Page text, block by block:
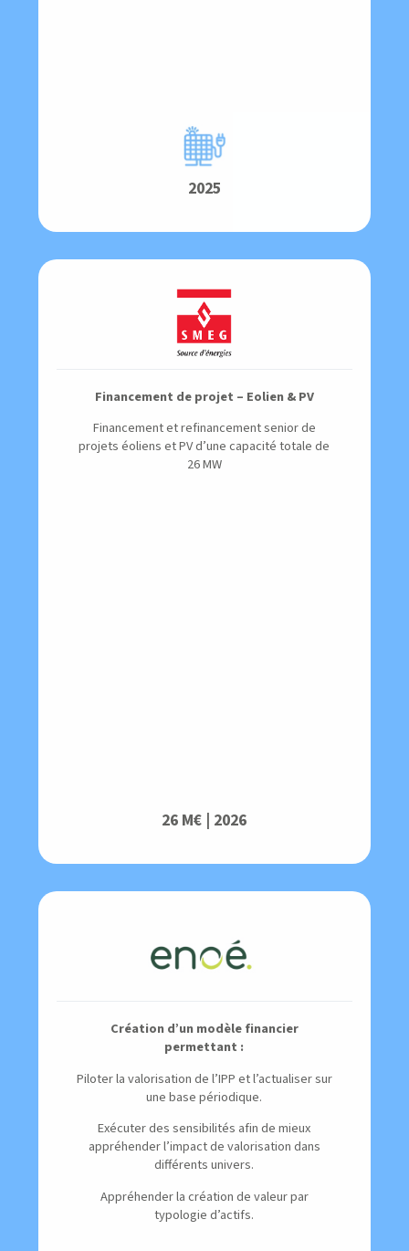
2025
Financement de projet – Eolien & PV
Financement et refinancement senior de
projets éoliens et PV d’une capacité totale de
26 MW
26 M€ | 2026
Création d’un modèle financier
permettant :
Piloter la valorisation de l’IPP et l’actualiser sur
une base périodique.
Exécuter des sensibilités afin de mieux
appréhender l’impact de valorisation dans
différents univers.
Appréhender la création de valeur par
typologie d’actifs.